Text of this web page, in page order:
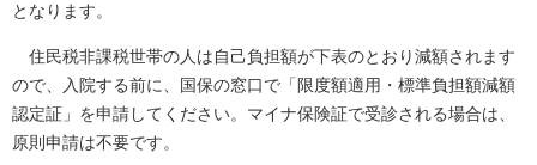
となります。
住民税非課税世帯の人は自己負担額が下表のとおり減額されます
ので、入院する前に、国保の窓口で「限度額適用・標準負担額減額
認定証」を申請してください。マイナ保険証で受診される場合は、
原則申請は不要です。